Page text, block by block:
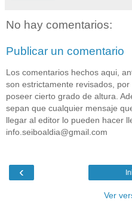
No hay comentarios:
Publicar un comentario
Los comentarios hechos aqui,
son estrictamente revisados, por
poseer cierto grado de altura.
sepan que cualquier mensaje
llegar al editor lo pueden hacer
info.seiboaldia@gmail.com
‹
Ver